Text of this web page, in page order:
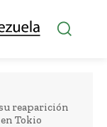
reaparición
Tokio